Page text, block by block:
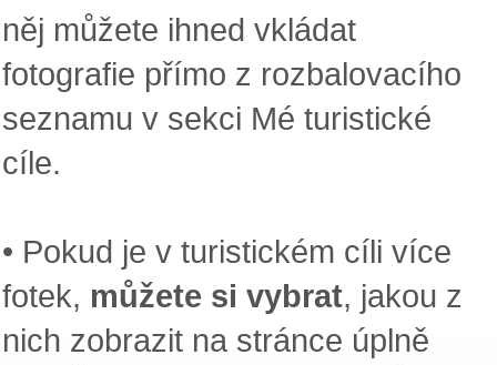
něj můžete ihned vkládat
fotografie přímo z rozbalovacího
seznamu v sekci Mé turistické
cíle.
• Pokud je v turistickém cíli více
fotek, můžete si vybrat, jakou z
nich zobrazit na stránce úplně